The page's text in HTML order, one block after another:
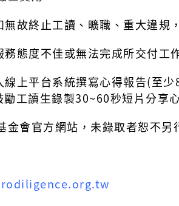
故終止工讀、曠職、重大違規
態度不佳或無法完成所交付工
上平台系統撰寫心得報告(至
工讀生錄製30~60秒短片分享
會官方網站，未錄取者恕不另